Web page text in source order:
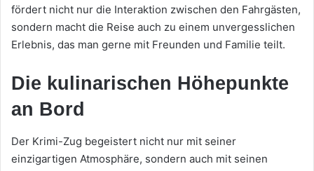
fördert nicht nur die Interaktion zwischen den Fahrgästen,
sondern macht die Reise auch zu einem unvergesslichen
Erlebnis, das man gerne mit Freunden und Familie teilt.
Die kulinarischen Höhepunkte
an Bord
Der Krimi-Zug begeistert nicht nur mit seiner
einzigartigen Atmosphäre, sondern auch mit seinen